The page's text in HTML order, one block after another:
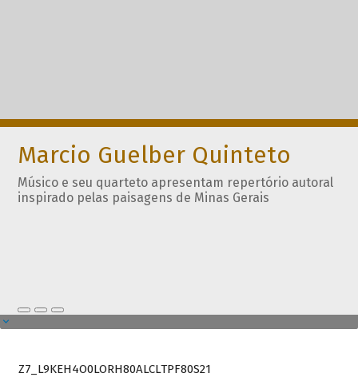
Marcio Guelber Quinteto
Músico e seu quarteto apresentam repertório autoral
inspirado pelas paisagens de Minas Gerais
Z7_L9KEH4O0LORH80ALCLTPF80S21